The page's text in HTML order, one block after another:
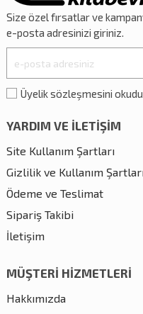
Size özelfırsatlarve
e-posta adresinizi giriniz.
Üyelik sözleşmesini
YARDIM VE İLETİŞİM
Site Kullanım Şartları
Gizlilik ve Kullanım Şartları
Ödeme ve Teslimat
Sipariş Takibi
İletişim
MÜŞTERİ HİZMETLERİ
Hakkımızda